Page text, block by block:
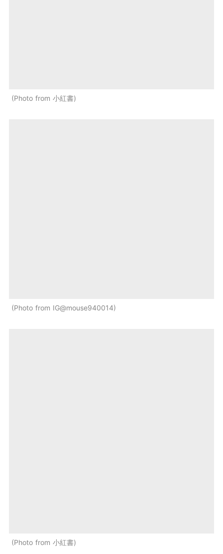
Photo from 小紅書
Photo from IG@mouse940014
Photo from 小紅書